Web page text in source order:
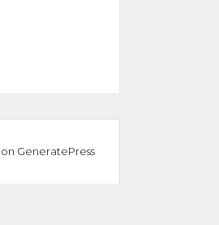
GeneratePress